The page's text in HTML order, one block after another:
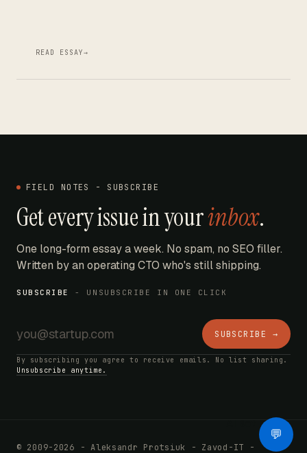
READ ESSAY→
FIELD NOTES - SUBSCRIBE
Get every issue in yourinbox.
One long-form essay a week. No spam, no SEO filler.
Written by an operating CTO who's still shipping.
SUBSCRIBE - UNSUBSCRIBE IN ONE CLICK
SUBSCRIBE →
By subscribing you agree to receive emails. No list sharing.
Unsubscribe anytime.
© 2009-2026 - Aleksandr Protsiuk - Zavod-IT -
💬